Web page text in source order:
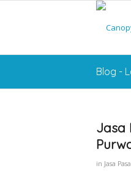
Blog -
Jasa
in Jasa